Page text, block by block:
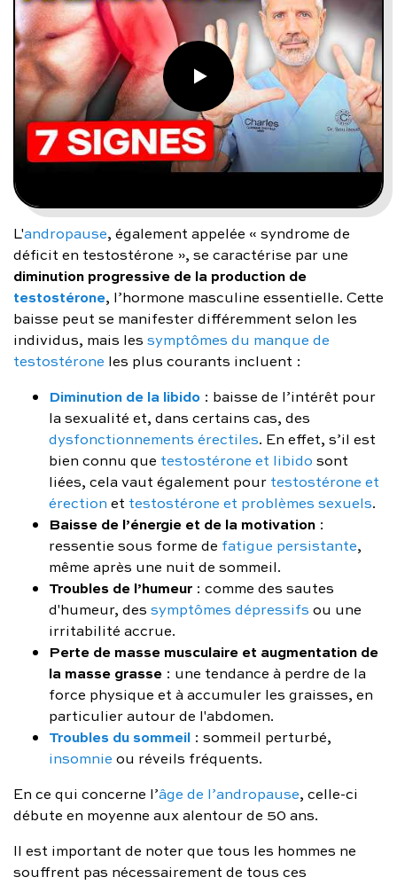
L'andropause, également appelée « syndrome de
déficit en testostérone », se caractérise par une
diminution progressive de la production de
testostérone, l’hormone masculine essentielle. Cette
baisse peut se manifester différemment selon les
individus, mais les symptômes du manque de
testostérone les plus courants incluent :
Diminution de la libido : baisse de l’intérêt pour
la sexualité et, dans certains cas, des
dysfonctionnements érectiles. En effet, s’il est
bien connu que testostérone et libido sont
liées, cela vaut également pour testostérone et
érection et testostérone et problèmes sexuels.
Baisse de l’énergie et de la motivation :
ressentie sous forme de fatigue persistante,
même après une nuit de sommeil.
Troubles de l’humeur : comme des sautes
d'humeur, des symptômes dépressifs ou une
irritabilité accrue.
Perte de masse musculaire et augmentation de
la masse grasse : une tendance à perdre de la
force physique et à accumuler les graisses, en
particulier autour de l'abdomen.
Troubles du sommeil : sommeil perturbé,
insomnie ou réveils fréquents.
En ce qui concerne l’âge de l’andropause, celle-ci
débute en moyenne aux alentour de 50 ans.
Il est important de noter que tous les hommes ne
souffrent pas nécessairement de tous ces